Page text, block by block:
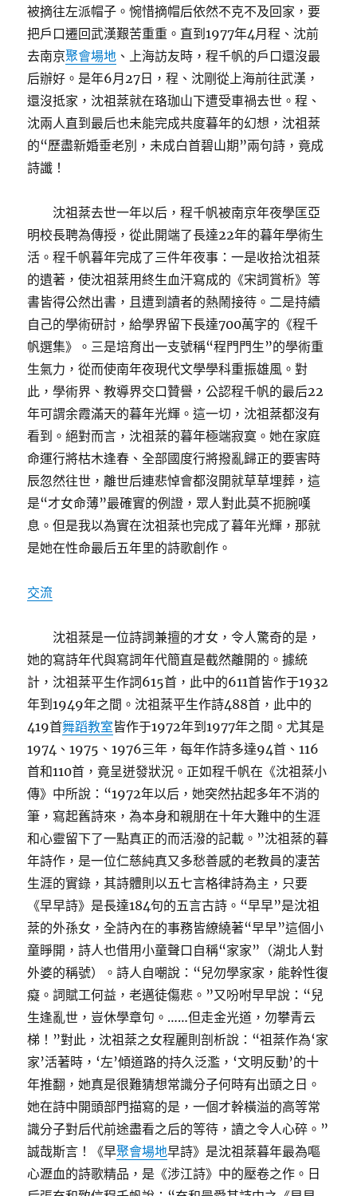
被摘往左派帽子。惋惜摘帽后依然不克不及回家，要
把戶口遷回武漢艱苦重重。直到1977年4月程、沈前
去南京聚會場地 、上海訪友時，程千帆的戶口還沒最
后辦好。是年6月27日，程、沈剛從上海前往武漢，
還沒抵家，沈祖棻就在珞珈山下遭受車禍去世。程、
沈兩人直到最后也未能完成共度暮年的幻想，沈祖棻
的“歷盡新婚垂老別，未成白首碧山期”兩句詩，竟成
詩讖！
沈祖棻去世一年以后，程千帆被南京年夜學匡亞
明校長聘為傳授，從此開端了長達22年的暮年學術生
活。程千帆暮年完成了三件年夜事：一是收拾沈祖棻
的遺著，使沈祖棻用終生血汗寫成的《宋詞賞析》等
書皆得公然出書，且遭到讀者的熱鬧接待。二是持續
自己的學術研討，給學界留下長達700萬字的《程千
帆選集》。三是培育出一支號稱“程門門生”的學術重
生氣力，從而使南年夜現代文學學科重振雄風。對
此，學術界、教導界交口贊譽，公認程千帆的最后22
年可謂余霞滿天的暮年光輝。這一切，沈祖棻都沒有
看到。絕對而言，沈祖棻的暮年極端寂寞。她在家庭
命運行將枯木逢春、全部國度行將撥亂歸正的要害時
辰忽然往世，離世后連悲悼會都沒開就草草埋葬，這
是“才女命薄”最確實的例證，眾人對此莫不扼腕嘆
息。但是我以為實在沈祖棻也完成了暮年光輝，那就
是她在性命最后五年里的詩歌創作。
交流
沈祖棻是一位詩詞兼擅的才女，令人驚奇的是，
她的寫詩年代與寫詞年代簡直是截然離開的。據統
計，沈祖棻平生作詞615首，此中的611首皆作于1932
年到1949年之間。沈祖棻平生作詩488首，此中的
419首舞蹈教室皆作于1972年到1977年之間。尤其是
1974、1975、1976三年，每年作詩多達94首、116
首和110首，竟呈迸發狀況。正如程千帆在《沈祖棻小
傳》中所說：“1972年以后，她突然拈起多年不消的
筆，寫起舊詩來，為本身和親朋在十年大難中的生涯
和心靈留下了一點真正的而活潑的記載。”沈祖棻的暮
年詩作，是一位仁慈純真又多愁善感的老教員的凄苦
生涯的實錄，其詩體則以五七言格律詩為主，只要
《早早詩》是長達184句的五言古詩。“早早”是沈祖
棻的外孫女，全詩內在的事務皆繚繞著“早早”這個小
童睜開，詩人也借用小童聲口自稱“家家”（湖北人對
外婆的稱號）。詩人自嘲說：“兒勿學家家，能幹性復
癡。詞賦工何益，老邁徒傷悲。”又吩咐早早說：“兒
生逢亂世，豈休學章句。……但走金光道，勿攀青云
梯！”對此，沈祖棻之女程麗則剖析說：“祖棻作為‘家
家’活著時，‘左’傾道路的持久泛濫，‘文明反動’的十
年推翻，她真是很難猜想常識分子何時有出頭之日。
她在詩中開頭部門描寫的是，一個才幹橫溢的高等常
識分子對后代前途盡看之后的等待，讀之令人心碎。”
誠哉斯言！《早聚會場地早詩》是沈祖棻暮年最為嘔
心瀝血的詩歌精品，是《涉江詩》中的壓卷之作。日